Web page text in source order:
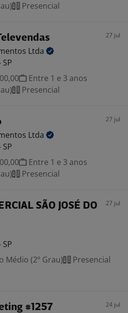
Presencial
27 jul
Ltda
Entre 1 e 3 anos
Presencial
27 jul
Ltda
Entre 1 e 3 anos
Presencial
SÃO JOSÉ DO
27 jul
Médio (2º Grau)
Presencial
#1257 24 jul